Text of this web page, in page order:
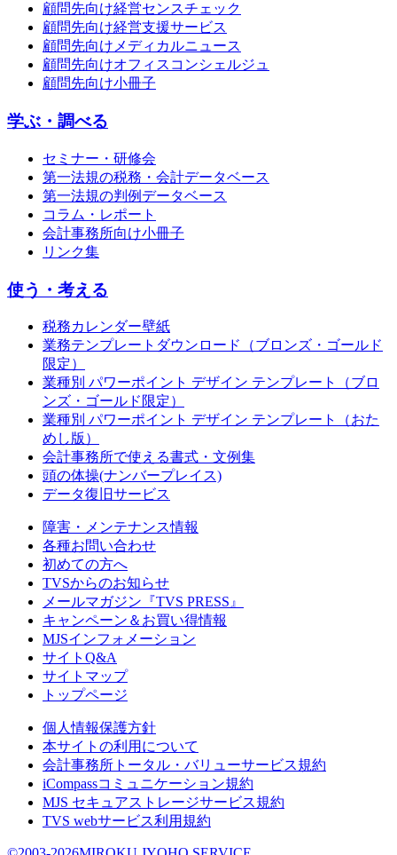
顧問先向け経営センスチェック
顧問先向け経営支援サービス
顧問先向けメディカルニュース
顧問先向けオフィスコンシェルジュ
顧問先向け小冊子
学ぶ・調べる
セミナー・研修会
第一法規の税務・会計データベース
第一法規の判例データベース
コラム・レポート
会計事務所向け小冊子
リンク集
使う・考える
税務カレンダー壁紙
業務テンプレートダウンロード（ブロンズ・ゴールド
限定）
業種別 パワーポイント デザイン テンプレート（ブロ
ンズ・ゴールド限定）
業種別 パワーポイント デザイン テンプレート（おた
めし版）
会計事務所で使える書式・文例集
頭の体操(ナンバープレイス)
データ復旧サービス
障害・メンテナンス情報
各種お問い合わせ
初めての方へ
TVSからのお知らせ
メールマガジン『TVS PRESS』
キャンペーン＆お買い得情報
MJSインフォメーション
サイトQ&A
サイトマップ
トップページ
個人情報保護方針
本サイトの利用について
会計事務所トータル・バリューサービス規約
iCompassコミュニケーション規約
MJS セキュアストレージサービス規約
TVS webサービス利用規約